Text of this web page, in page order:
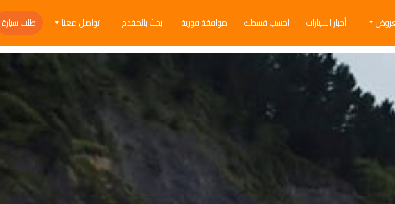
أخبار السيارات احسب قسطك موافقة فورية ابحث بالمقدم تواصل معنا طلب سيارة